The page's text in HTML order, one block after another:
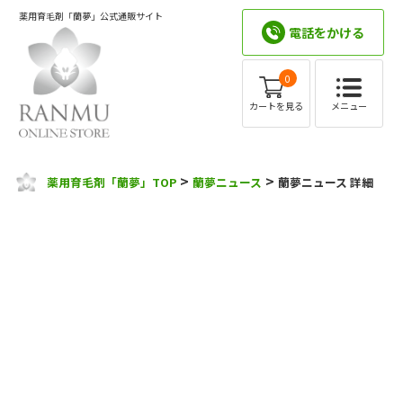
薬用育毛剤「蘭夢」公式通販サイト
電話をかける
0
カートを見る メニュー
薬用育毛剤「蘭夢」TOP >蘭夢ニュース >蘭夢ニュース 詳細